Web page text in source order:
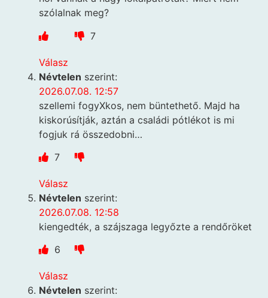
szólalnak meg?
7
Válasz
Névtelen szerint:
2026.07.08. 12:57
szellemi fogyXkos, nem büntethető. Majd ha
kiskorúsítják, aztán a családi pótlékot is mi
fogjuk rá összedobni…
7
Válasz
Névtelen szerint:
2026.07.08. 12:58
kiengedték, a szájszaga legyőzte a rendőröket
6
Válasz
Névtelen szerint: